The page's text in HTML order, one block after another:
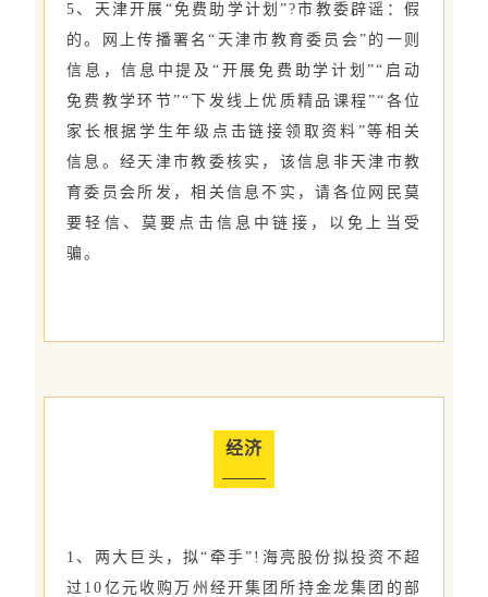
5、天津开展“免费助学计划”?市教委辟谣：假
的。网上传播署名“天津市教育委员会”的一则
信息，信息中提及“开展免费助学计划”“启动
免费教学环节”“下发线上优质精品课程”“各位
家长根据学生年级点击链接领取资料”等相关
信息。经天津市教委核实，该信息非天津市教
育委员会所发，相关信息不实，请各位网民莫
要轻信、莫要点击信息中链接，以免上当受
骗。
经济
1、两大巨头，拟“牵手”!海亮股份拟投资不超
过10亿元收购万州经开集团所持金龙集团的部